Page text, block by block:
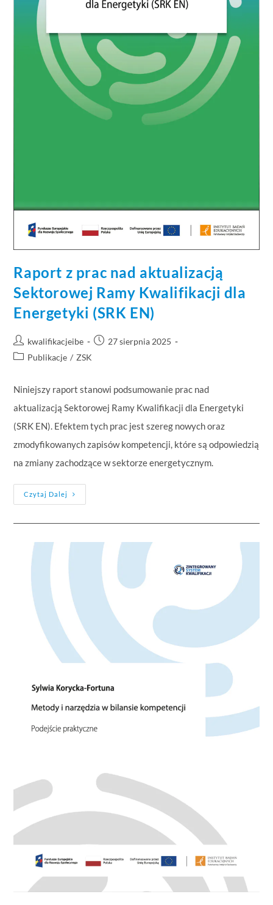
Raport z prac nad aktualizacją
Sektorowej Ramy Kwalifikacji dla
Energetyki (SRK EN)
kwalifikacjeibe
27 sierpnia 2025
Publikacje / ZSK
Niniejszy raport stanowi podsumowanie prac nad
aktualizacją Sektorowej Ramy Kwalifikacji dla Energetyki
(SRK EN). Efektem tych prac jest szereg nowych oraz
zmodyfikowanych zapisów kompetencji, które są odpowiedzią
na zmiany zachodzące w sektorze energetycznym.
Czytaj Dalej